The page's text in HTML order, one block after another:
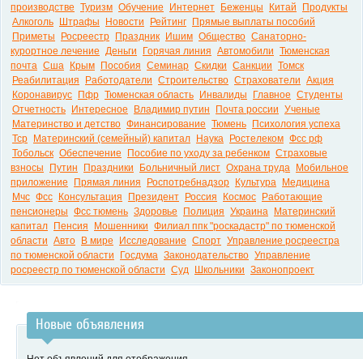
производстве Туризм Обучение Интернет Беженцы Китай
Продукты
Алкоголь
Штрафы Новости Рейтинг
Прямые выплаты пособий
Приметы
Росреестр Праздник Ишим Общество Санаторно-
курортное лечение Деньги Горячая линия Автомобили Тюменская
почта Сша Крым Пособия Семинар Скидки Санкции Томск
Реабилитация
Работодатели Строительство Страхователи Акция
Коронавирус
Пфр Тюменская область Инвалиды Главное Студенты
Отчетность
Интересное Владимир путин Почта россии Ученые
Материнство и детство Финансирование Тюмень
Психология успеха
Тср
Материнский (семейный) капитал Наука Ростелеком Фсс рф
Тобольск Обеспечение Пособие по уходу за ребенком Страховые
взносы
Путин Праздники Больничный лист Охрана труда
Мобильное
приложение
Прямая линия Роспотребнадзор Культура
Медицина
Мчс Фсс Консультация Президент Россия Космос
Работающие
пенсионеры Фсс тюмень Здоровье Полиция Украина
Материнский
капитал
Пенсия Мошенники Филиал ппк "роскадастр" по тюменской
области Авто В мире Исследование Спорт Управление росреестра
по тюменской области
Госдума Законодательство Управление
росреестр по тюменской области Суд Школьники Законопроект
Новые объявления